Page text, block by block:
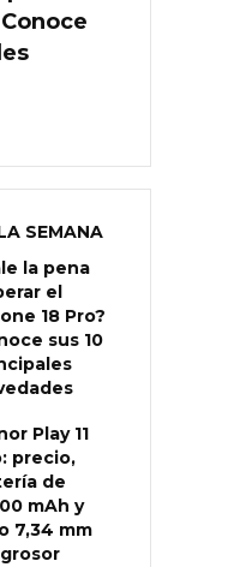
SEMANA
la pena
el
18 Pro?
sus 10
Play 11
precio,
de
mAh y
7,34 mm